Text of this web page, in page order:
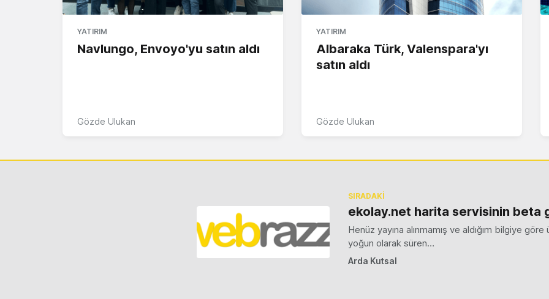
YATIRIM
Navlungo, Envoyo'yu satın aldı
Gözde Ulukan
YATIRIM
Albaraka Türk, Valenspara'yı
satın aldı
Gözde Ulukan
SIRADAKİ
ekolay.net harita servisinin beta
Henüz yayına alınmamış ve aldığım bilgiye göre
yoğun olarak süren…
Arda Kutsal